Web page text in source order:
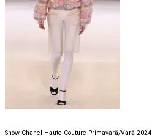
Show Chanel Haute Couture Primavară/Vară 2024